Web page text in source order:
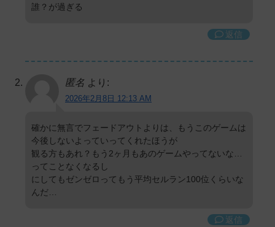
誰？が過ぎる
返信
匿名 より:
2026年2月8日 12:13 AM
確かに無言でフェードアウトよりは、もうこのゲームは
今後しないよっていってくれたほうが
観る方もあれ？もう2ヶ月もあのゲームやってないな…
ってことなくなるし
にしてもゼンゼロってもう平均セルラン100位くらいな
んだ…
返信